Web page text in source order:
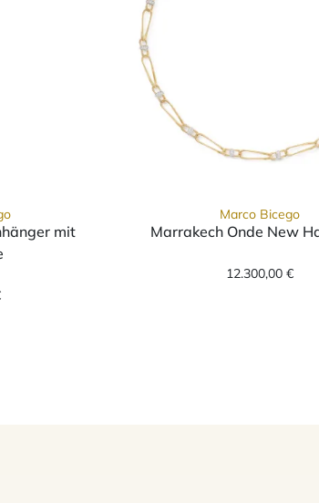
B2 YW, Preis: 2.850,00 €
mit
Bicego Marrakech Onde Anhänger mit
Marco Bicego
Marrakech Onde New
12.300,00 €